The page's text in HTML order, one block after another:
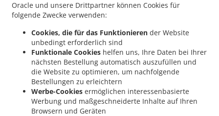
Oracle und unsere Drittpartner können Cookies für
folgende Zwecke verwenden:
Cookies, die für das Funktionieren der Website
unbedingt erforderlich sind
Funktionale Cookies helfen uns, Ihre Daten bei Ihrer
nächsten Bestellung automatisch auszufüllen und
die Website zu optimieren, um nachfolgende
Bestellungen zu erleichtern
Werbe-Cookies ermöglichen interessenbasierte
Werbung und maßgeschneiderte Inhalte auf Ihren
Browsern und Geräten
Asiatisches Essen Lieferservice Taunusstein Hambach
Niederlibbach
. Asiatisches Essen Lieferservice Taunusstein . Asiatisches Essen
Lieferservice Bad Camberg Würges
Asiatisches Essen Lieferservice Bad Camberg
Wallrabenstein . Asiatisches Essen Lieferservice Bad Camberg Walsdorf
Asiatisches
Essen Lieferservice Bad Camberg
. Asiatisches Essen Lieferservice Eselsweide
Asiatisches Essen Lieferservice Hünfelden Ohren
Hünfelden Bechtheim
Asiatisches Essen Lieferservice Hünfelden
Asiatisches Essen
Lieferservice Eppstein Ehlhalten
.
Asiatisches Essen Lieferservice Eppstein